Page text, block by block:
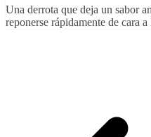
Una derrota que deja un sabor
reponerse rápidamente de cara